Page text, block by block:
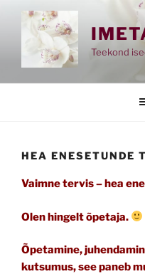
Teekond
HEA ENESETUNDE
Vaimne tervis – hea
Olen hingelt õpetaja.
Õpetamine,
kutsumus, see paneb